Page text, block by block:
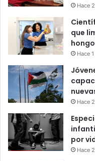
Hace
que
Hace
Hace
por
Hace